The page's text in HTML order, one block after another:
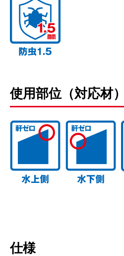
使用部位（対応材）
仕様